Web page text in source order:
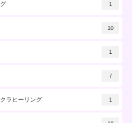
1
10
1
7
ラヒーリング 1